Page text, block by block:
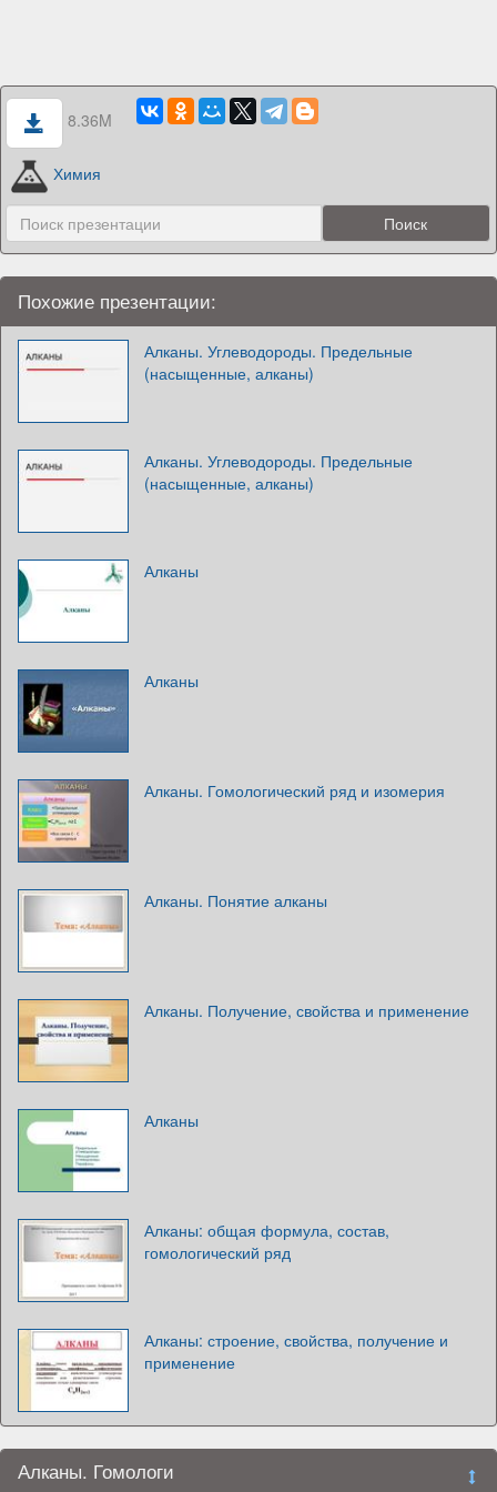
8.36M
Химия
Похожие презентации:
Алканы. Углеводороды. Предельные
(насыщенные, алканы)
Алканы. Углеводороды. Предельные
(насыщенные, алканы)
Алканы
Алканы
Алканы. Гомологический ряд и изомерия
Алканы. Понятие алканы
Алканы. Получение, свойства и применение
Алканы
Алканы: общая формула, состав,
гомологический ряд
Алканы: строение, свойства, получение и
применение
Алканы. Гомологи